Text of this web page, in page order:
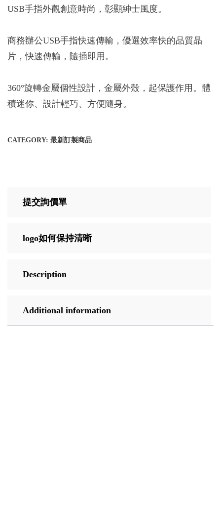
USB手指外觀創意時尚，彰顯紳士風度。
商務辦公USB手指快速傳輸，優選效率快的品質晶
片，快速傳輸，隨插即用。
360°旋轉金屬個性設計，金屬外殼，起保護作用。體
積迷你、設計輕巧、方便隨身。
CATEGORY: 最新訂製商品
提交詢價單
logo如何保持清晰
Description
Additional information